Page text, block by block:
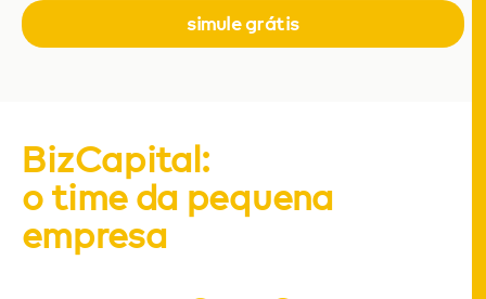
simule grátis
BizCapital:
o time da pequena
empresa